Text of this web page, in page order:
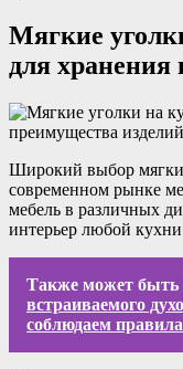
Мягкие
для хранения
Широкий выбор
современном рынке
мебель в различных
интерьер любой
Также может быть
встраиваемого
соблюдаем правила